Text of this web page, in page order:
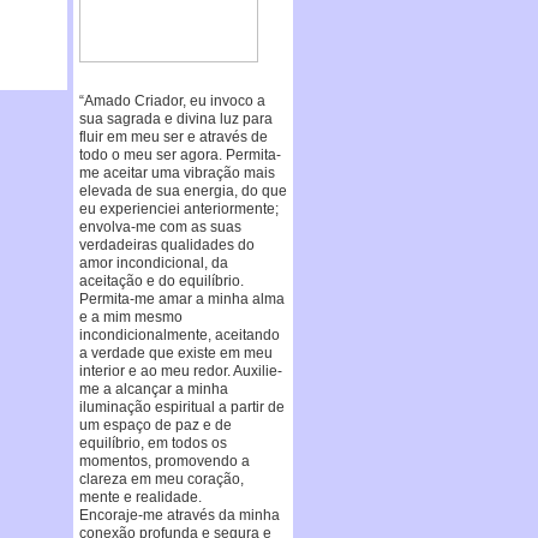
“Amado Criador, eu invoco a
sua sagrada e divina luz para
fluir em meu ser e através de
todo o meu ser agora. Permita-
me aceitar uma vibração mais
elevada de sua energia, do que
eu experienciei anteriormente;
envolva-me com as suas
verdadeiras qualidades do
amor incondicional, da
aceitação e do equilíbrio.
Permita-me amar a minha alma
e a mim mesmo
incondicionalmente, aceitando
a verdade que existe em meu
interior e ao meu redor. Auxilie-
me a alcançar a minha
iluminação espiritual a partir de
um espaço de paz e de
equilíbrio, em todos os
momentos, promovendo a
clareza em meu coração,
mente e realidade.
Encoraje-me através da minha
conexão profunda e segura e